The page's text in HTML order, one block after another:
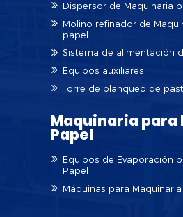
Dispersor de Maquinaria
Molino refinador de
papel
Sistema de alimentación
Equipos auxiliares
Torre de blanqueo de
Maquinaria para
Papel
Equipos de Evaporación
Papel
Máquinas para